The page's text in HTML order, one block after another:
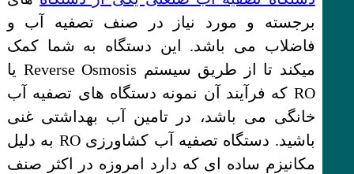
برجسته و مورد نیاز در صنف تصفیه آب و
فاضلاب می باشد. این دستگاه به شما کمک
میکند تا از طریق سیستم Reverse Osmosis یا
RO که فرآیند آن نمونه دستگاه های تصفیه آب
خانگی می باشد، در تامین آب بهداشتی غنی
باشید. دستگاه تصفیه آب کشاورزی RO به دلیل
مکانیزم ساده ای که دارد امروزه در اکثر صنف